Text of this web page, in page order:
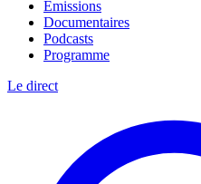
Émissions
Documentaires
Podcasts
Programme
Le direct